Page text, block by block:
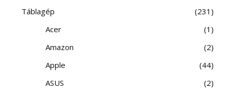
Táblagép
231
Acer
1
Amazon
2
Apple
44
ASUS
2